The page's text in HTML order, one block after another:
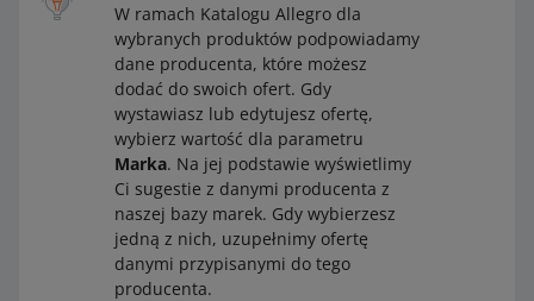
W ramach Katalogu Allegro dla
wybranych produktów podpowiadamy
dane producenta, które możesz
dodać do swoich ofert. Gdy
wystawiasz lub edytujesz ofertę,
wybierz wartość dla parametru
Marka. Na jej podstawie wyświetlimy
Ci sugestie z danymi producenta z
naszej bazy marek. Gdy wybierzesz
jedną z nich, uzupełnimy ofertę
danymi przypisanymi do tego
producenta.